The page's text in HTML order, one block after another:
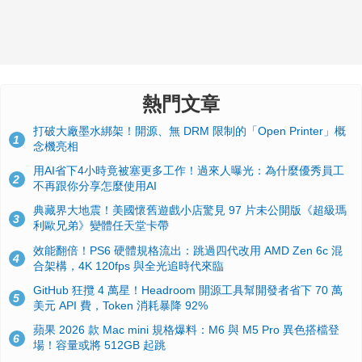
熱門文章
1
打破大廠墨水綁架！開源、無 DRM 限制的「Open Printer」概
念機亮相
2
用AI省下4小時竟被塞更多工作！過來人曝光：為什麼優秀員工
不再跟你分享怎麼使用AI
3
典藏界大地震！美國懷舊遊戲小店驚見 97 片未公開版《超級瑪
利歐兄弟》變體任天堂卡帶
4
效能翻倍！PS6 硬體規格流出：跳過四代改用 AMD Zen 6c 混
合架構，4K 120fps 與全光追時代來臨
5
GitHub 狂攬 4 萬星！Headroom 開源工具幫開發者省下 70 萬
美元 API 費，Token 消耗暴降 92%
6
蘋果 2026 款 Mac mini 規格爆料：M6 與 M5 Pro 異色搭檔登
場！容量或將 512GB 起跳